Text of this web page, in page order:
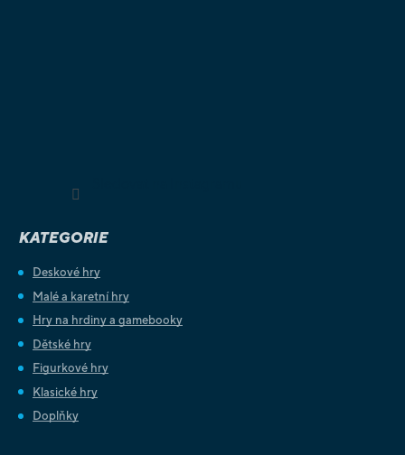
KATEGORIE
Deskové hry
Malé a karetní hry
Hry na hrdiny a gamebooky
Dětské hry
Figurkové hry
Klasické hry
Doplňky